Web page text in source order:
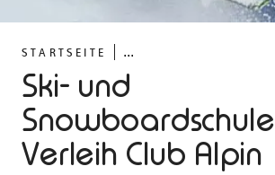
STARTSEITE ...
Ski- und
Verleih Club Alpin